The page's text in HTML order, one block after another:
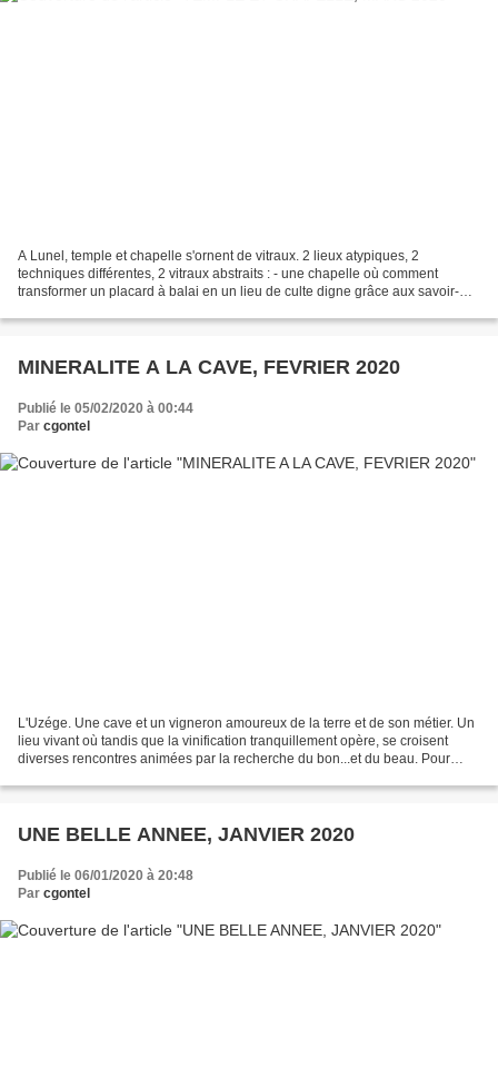
A Lunel, temple et chapelle s'ornent de vitraux. 2 lieux atypiques, 2
techniques différentes, 2 vitraux abstraits : - une chapelle où comment
transformer un placard à balai en un lieu de culte digne grâce aux savoir-
MINERALITE A LA CAVE, FEVRIER 2020
Publié le 05/02/2020 à 00:44
Par cgontel
L'Uzége. Une cave et un vigneron amoureux de la terre et de son métier. Un
lieu vivant où tandis que la vinification tranquillement opère, se croisent
diverses rencontres animées par la recherche du bon...et du beau. Pour
UNE BELLE ANNEE, JANVIER 2020
Publié le 06/01/2020 à 20:48
Par cgontel